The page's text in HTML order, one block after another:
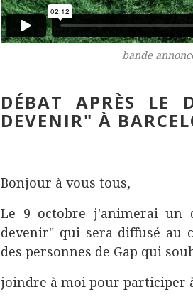
bande
DÉBAT APRÈS LE
DEVENIR" À
Bonjour à vous tous,
Le 9 octobre j'animerai un
devenir" qui sera diffusé au
des personnes de Gap qui
joindre à moi pour participer